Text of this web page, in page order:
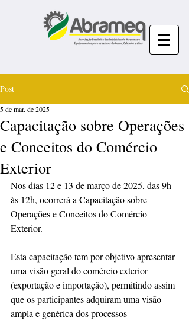
Post
Capacitação sobre Operações
e Conceitos do Comércio
Exterior
5 de mar. de 2025
Nos dias 12 e 13 de março de 2025, das 9h
às 12h, ocorrerá a Capacitação sobre
Operações e Conceitos do Comércio
Exterior.
Esta capacitação tem por objetivo apresentar
uma visão geral do comércio exterior
(exportação e importação), permitindo assim
que os participantes adquiram uma visão
ampla e genérica dos processos